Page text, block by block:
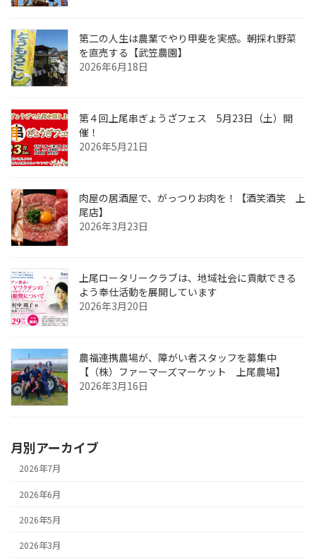
第二の人生は農業でやり甲斐を実感。朝採れ野菜
を直売する【武笠農園】
2026年6月18日
第４回上尾串ぎょうざフェス 5月23日（土）開
催！
2026年5月21日
肉屋の居酒屋で、がっつりお肉を！【酒笑酒笑 上
尾店】
2026年3月23日
上尾ロータリークラブは、地域社会に貢献できる
よう奉仕活動を展開しています
2026年3月20日
農福連携農場が、障がい者スタッフを募集中
【（株）ファーマーズマーケット 上尾農場】
2026年3月16日
月別アーカイブ
2026年7月
2026年6月
2026年5月
2026年3月